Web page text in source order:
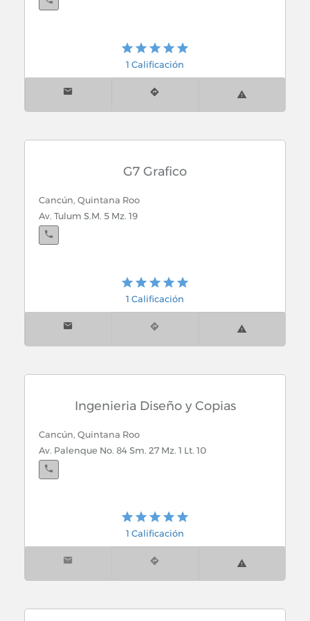
1 Calificación
G7 Grafico
Cancún, Quintana Roo
Av. Tulum S.M. 5 Mz. 19
1 Calificación
Ingenieria Diseño y Copias
Cancún, Quintana Roo
Av. Palenque No. 84 Sm. 27 Mz. 1 Lt. 10
1 Calificación